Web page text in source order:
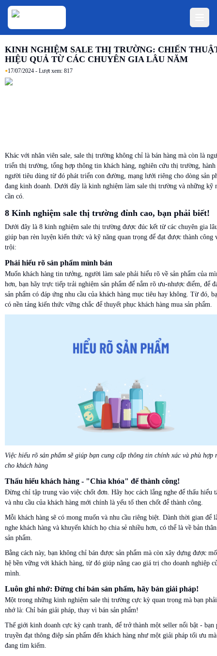
KINH NGHIỆM SALE THỊ TRƯỜNG: CHIẾN
HIỆU QUẢ TỪ CÁC CHUYÊN GIA LÂU NĂM
•17/07/2024 - Lượt xem: 817
Khác với nhân viên sale, sale thị trường không chỉ là bán hàng mà còn là
triển thị trường, tổng hợp thông tin khách hàng, nghiên cứu thị trường,
người tiêu dùng từ đó phát triển con đường, mạng lưới riêng cho dòng sản
đang kinh doanh. Dưới đây là kinh nghiệm làm sale thị trường và những kỹ
cần có.
8 Kinh nghiệm sale thị trường đỉnh cao, bạn phải biết!
Dưới đây là 8 kinh nghiệm sale thị trường được đúc kết từ các chuyên gia
giúp bạn rèn luyện kiến thức và kỹ năng quan trọng để đạt được thành công
trội:
Phải hiểu rõ sản phẩm mình bán
Muốn khách hàng tin tưởng, người làm sale phải hiểu rõ về sản phẩm của
hơn, bạn hãy trực tiếp trải nghiệm sản phẩm để nắm rõ ưu-nhược điểm, để
sản phẩm có đáp ứng nhu cầu của khách hàng mục tiêu hay không. Từ đó,
có nền tảng kiến thức vững chắc để thuyết phục khách hàng mua sản phẩm.
Việc hiểu rõ sản phẩm sẽ giúp bạn cung cấp thông tin chính xác và phù hợp
cho khách hàng
Thấu hiểu khách hàng - "Chìa khóa" để thành công!
Đừng chỉ tập trung vào việc chốt đơn. Hãy học cách lắng nghe để thấu hiểu
và nhu cầu của khách hàng mới chính là yếu tố then chốt để thành công.
Mỗi khách hàng sẽ có mong muốn và nhu cầu riêng biệt. Dành thời gian để
nghe khách hàng và khuyến khích họ chia sẻ nhiều hơn, có thể là về bản
sản phẩm.
Bằng cách này, bạn không chỉ bán được sản phẩm mà còn xây dựng được
hệ bền vững với khách hàng, từ đó giúp nâng cao giá trị cho doanh nghiệp
mình.
Luôn ghi nhớ: Đừng chỉ bán sản phẩm, hãy bán giải pháp!
Một trong những kinh nghiệm sale thị trường cực kỳ quan trọng mà bạn
nhớ là: Chỉ bán giải pháp, thay vì bán sản phẩm!
Thế giới kinh doanh cực kỳ cạnh tranh, để trở thành một seller nổi bật - bạn
truyền đạt thông điệp sản phẩm đến khách hàng như một giải pháp tối ưu
đang tìm kiếm.